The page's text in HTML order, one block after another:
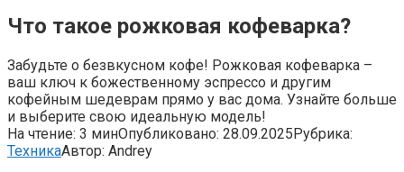
Что такое рожковая кофеварка?
Забудьте о безвкусном кофе! Рожковая кофеварка –
ваш ключ к божественному эспрессо и другим
кофейным шедеврам прямо у вас дома. Узнайте больше
и выберите свою идеальную модель!
На чтение: 3 минОпубликовано: 28.09.2025Рубрика:
ТехникаАвтор: Andrey